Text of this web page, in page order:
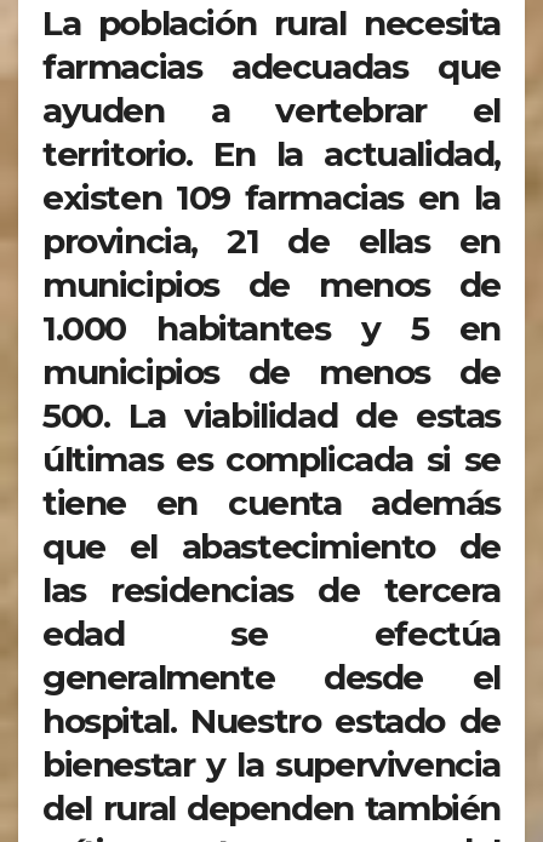
La población rural necesita
farmacias adecuadas que
ayuden a vertebrar el
territorio. En la actualidad,
existen 109 farmacias en la
provincia, 21 de ellas en
municipios de menos de
1.000 habitantes y 5 en
municipios de menos de
500. La viabilidad de estas
últimas es complicada si se
tiene en cuenta además
que el abastecimiento de
las residencias de tercera
edad se efectúa
generalmente desde el
hospital. Nuestro estado de
bienestar y la supervivencia
del rural dependen también